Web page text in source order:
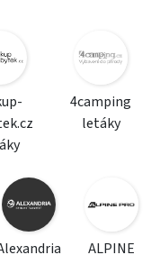
4camping
letáky
ALPINE